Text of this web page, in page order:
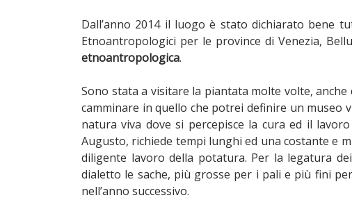
Dall’anno 2014 il luogo è stato dichiarato bene
Etnoantropologici per le province di Venezia,
etnoantropologica.
Sono stata a visitare la piantata molte volte,
camminare in quello che potrei definire un museo
natura viva dove si percepisce la cura ed il
Augusto, richiede tempi lunghi ed una costante e
diligente lavoro della potatura. Per la legatura
dialetto le sache, più grosse per i pali e più fini
nell’anno successivo.